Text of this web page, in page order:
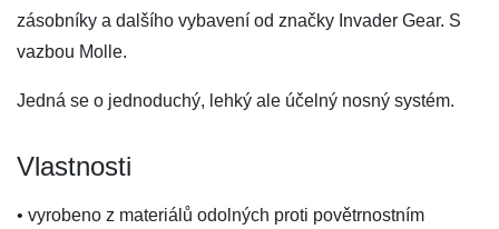
zásobníky a dalšího vybavení od značky Invader Gear. S
vazbou Molle.
Jedná se o jednoduchý, lehký ale účelný nosný systém.
Vlastnosti
• vyrobeno z materiálů odolných proti povětrnostním